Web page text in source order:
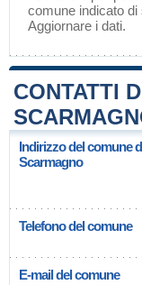
comune indicato di
Aggiornare i dati.
CONTATTI
Indirizzo del comune
Scarmagno
Telefono del comune
E-mail del comune